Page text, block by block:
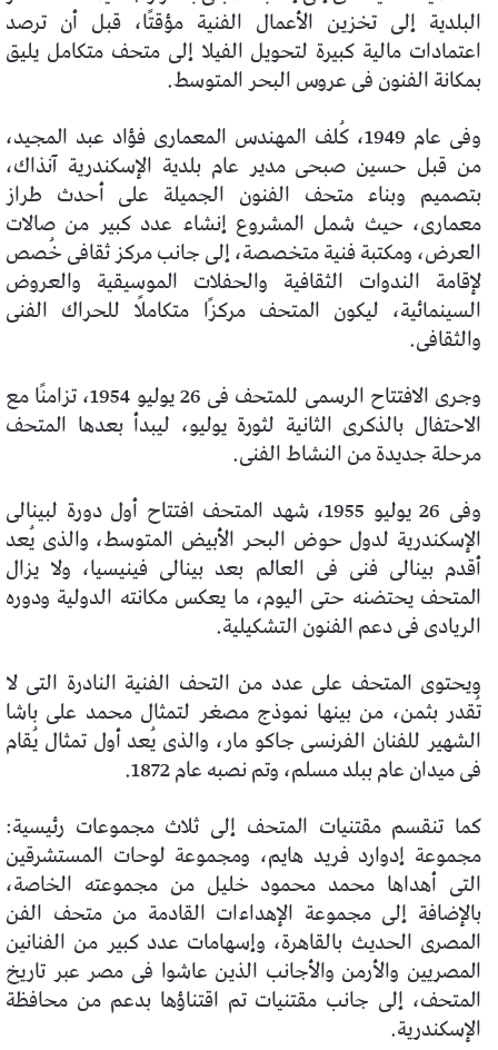
البلدية إلى تخزين الأعمال الفنية مؤقتًا، قبل أن ترصد
اعتمادات مالية كبيرة لتحويل الفيلا إلى متحف متكامل يليق
بمكانة الفنون فى عروس البحر المتوسط.
وفى عام 1949، كُلف المهندس المعمارى فؤاد عبد المجيد،
من قبل حسين صبحى مدير عام بلدية الإسكندرية آنذاك،
بتصميم وبناء متحف الفنون الجميلة على أحدث طراز
معمارى، حيث شمل المشروع إنشاء عدد كبير من صالات
العرض، ومكتبة فنية متخصصة، إلى جانب مركز ثقافى خُصص
لإقامة الندوات الثقافية والحفلات الموسيقية والعروض
السينمائية، ليكون المتحف مركزًا متكاملًا للحراك الفنى
والثقافى.
وجرى الافتتاح الرسمى للمتحف فى 26 يوليو 1954، تزامنًا مع
الاحتفال بالذكرى الثانية لثورة يوليو، ليبدأ بعدها المتحف
مرحلة جديدة من النشاط الفنى.
وفى 26 يوليو 1955، شهد المتحف افتتاح أول دورة لبينالى
الإسكندرية لدول حوض البحر الأبيض المتوسط، والذى يُعد
أقدم بينالى فنى فى العالم بعد بينالى فينيسيا، ولا يزال
المتحف يحتضنه حتى اليوم، ما يعكس مكانته الدولية ودوره
الريادى فى دعم الفنون التشكيلية.
ويحتوى المتحف على عدد من التحف الفنية النادرة التى لا
تُقدر بثمن، من بينها نموذج مصغر لتمثال محمد على باشا
الشهير للفنان الفرنسى جاكو مار، والذى يُعد أول تمثال يُقام
فى ميدان عام ببلد مسلم، وتم نصبه عام 1872.
كما تنقسم مقتنيات المتحف إلى ثلاث مجموعات رئيسية:
مجموعة إدوارد فريد هايم، ومجموعة لوحات المستشرقين
التى أهداها محمد محمود خليل من مجموعته الخاصة،
بالإضافة إلى مجموعة الإهداءات القادمة من متحف الفن
المصرى الحديث بالقاهرة، وإسهامات عدد كبير من الفنانين
المصريين والأرمن والأجانب الذين عاشوا فى مصر عبر تاريخ
المتحف، إلى جانب مقتنيات تم اقتناؤها بدعم من محافظة
الإسكندرية.